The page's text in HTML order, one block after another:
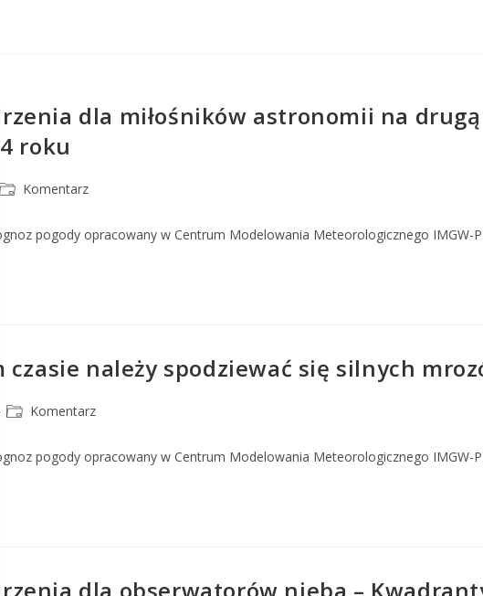
dla miłośników astronomii na
roku
Komentarz
pogody opracowany w Centrum Modelowania Meteorologicznego IMGW-
czasie należy spodziewać się silnych
Komentarz
pogody opracowany w Centrum Modelowania Meteorologicznego IMGW-